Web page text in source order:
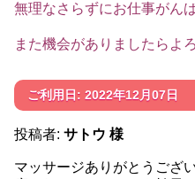
無理なさらずにお仕事がん
また機会がありましたらよ
ご利用日: 2022年12月07日
投稿者: サトウ 様
マッサージありがとうござ